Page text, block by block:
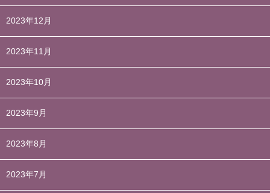
2023年12月
2023年11月
2023年10月
2023年9月
2023年8月
2023年7月